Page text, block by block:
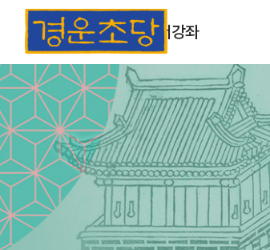
초서강좌
초서강좌 소개
과정안내